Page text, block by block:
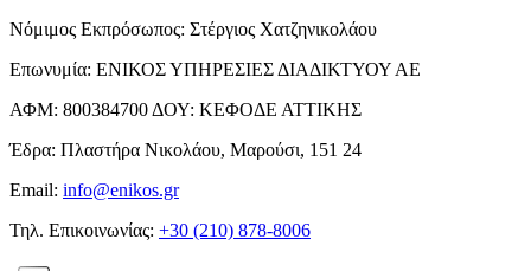
Νόμιμος Εκπρόσωπος: Στέργιος Χατζηνικολάου
Επωνυμία: ΕΝΙΚΟΣ ΥΠΗΡΕΣΙΕΣ ΔΙΑΔΙΚΤΥΟΥ ΑΕ
ΑΦΜ: 800384700 ΔΟΥ: ΚΕΦΟΔΕ ΑΤΤΙΚΗΣ
Έδρα: Πλαστήρα Νικολάου, Μαρούσι, 151 24
Email: info@enikos.gr
Τηλ. Επικοινωνίας: +30 (210) 878-8006